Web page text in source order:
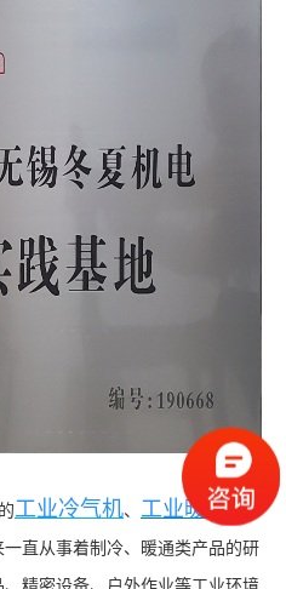
工业冷气机、 工业暖风机
一直从事着制冷、暖通类产品的研